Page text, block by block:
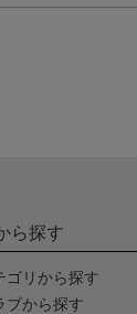
ら探す
ゴリから探す
ブから探す